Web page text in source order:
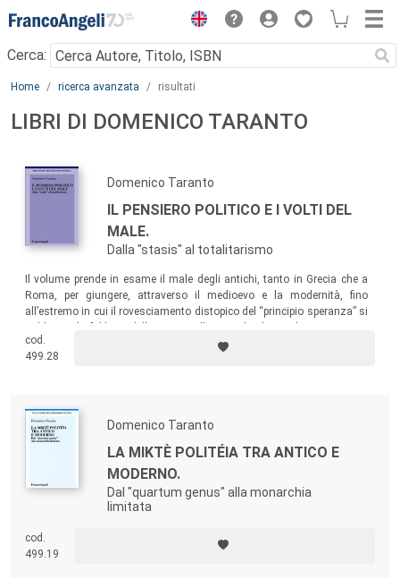
Menu
Cerca:
Main content
Home ricerca avanzata risultati
LIBRI DI DOMENICO TARANTO
Domenico Taranto
IL PENSIERO POLITICO E I VOLTI DEL
MALE.
Dalla "stasis" al totalitarismo
Il volume prende in esame il male degli antichi, tanto in Grecia che a
Roma, per giungere, attraverso il medioevo e la modernità, fino
all’estremo in cui il rovesciamento distopico del “principio speranza” si
la stessa possibilità della fine della storia.
cod.
499.28
Domenico Taranto
LA MIKTÈ POLITÉIA TRA ANTICO E
MODERNO.
Dal "quartum genus" alla monarchia
limitata
cod.
499.19